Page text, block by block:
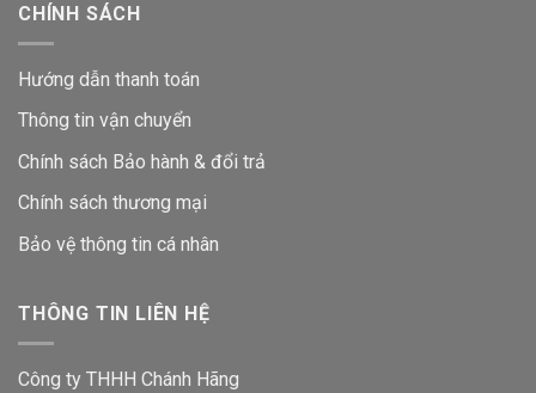
CHÍNH SÁCH
Hướng dẫn thanh toán
Thông tin vận chuyển
Chính sách Bảo hành & đổi trả
Chính sách thương mại
Bảo vệ thông tin cá nhân
THÔNG TIN LIÊN HỆ
Công ty THHH Chánh Hãng